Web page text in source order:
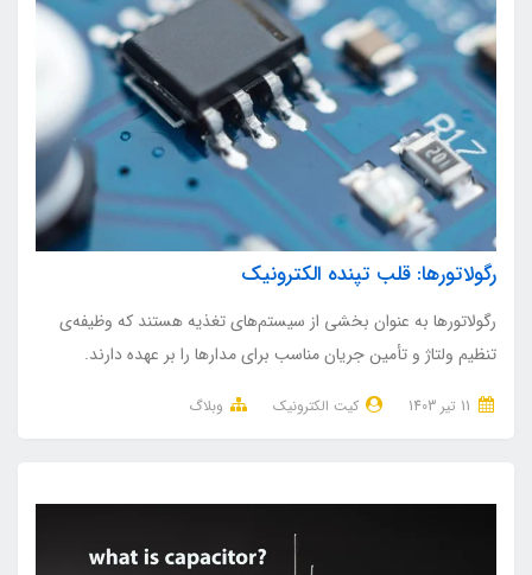
رگولاتورها: قلب تپنده الکترونیک
رگولاتورها به عنوان بخشی از سیستم‌های تغذیه هستند که وظیفه‌ی
تنظیم ولتاژ و تأمین جریان مناسب برای مدارها را بر عهده دارند.
کیت الکترونیک وبلاگ